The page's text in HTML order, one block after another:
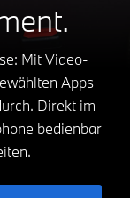
Mit Video-
Apps
Direkt im
bedienbar